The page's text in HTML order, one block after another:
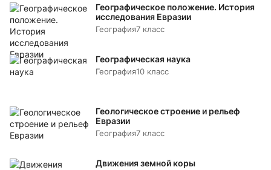
Географическое положение. История
исследования Евразии
География7 класс
Географическая наука
География10 класс
Геологическое строение и рельеф
Евразии
География7 класс
Движения земной коры